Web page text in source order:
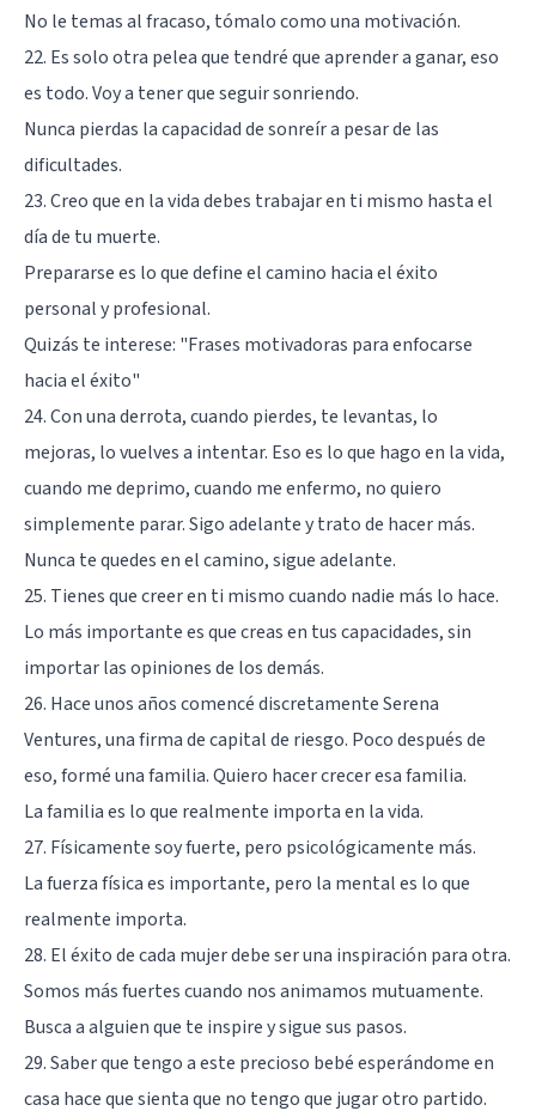
No le temas al fracaso, tómalo como una motivación.
22. Es solo otra pelea que tendré que aprender a ganar, eso
es todo. Voy a tener que seguir sonriendo.
Nunca pierdas la capacidad de sonreír a pesar de las
dificultades.
23. Creo que en la vida debes trabajar en ti mismo hasta el
día de tu muerte.
Prepararse es lo que define el camino hacia el éxito
personal y profesional.
Quizás te interese: "Frases motivadoras para enfocarse
hacia el éxito"
24. Con una derrota, cuando pierdes, te levantas, lo
mejoras, lo vuelves a intentar. Eso es lo que hago en la vida,
cuando me deprimo, cuando me enfermo, no quiero
simplemente parar. Sigo adelante y trato de hacer más.
Nunca te quedes en el camino, sigue adelante.
25. Tienes que creer en ti mismo cuando nadie más lo hace.
Lo más importante es que creas en tus capacidades, sin
importar las opiniones de los demás.
26. Hace unos años comencé discretamente Serena
Ventures, una firma de capital de riesgo. Poco después de
eso, formé una familia. Quiero hacer crecer esa familia.
La familia es lo que realmente importa en la vida.
27. Físicamente soy fuerte, pero psicológicamente más.
La fuerza física es importante, pero la mental es lo que
realmente importa.
28. El éxito de cada mujer debe ser una inspiración para otra.
Somos más fuertes cuando nos animamos mutuamente.
Busca a alguien que te inspire y sigue sus pasos.
29. Saber que tengo a este precioso bebé esperándome en
casa hace que sienta que no tengo que jugar otro partido.